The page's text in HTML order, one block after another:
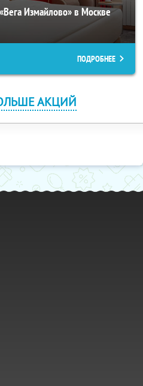
Измайлово» в Москве
ПОДРОБНЕЕ
АКЦИЙ